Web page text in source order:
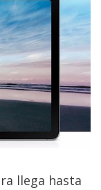
llega hasta